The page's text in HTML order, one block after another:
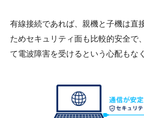
有線接続であれば、親機と子機は直
ためセキュリティ面も比較的安全で
て電波障害を受けるという心配もな